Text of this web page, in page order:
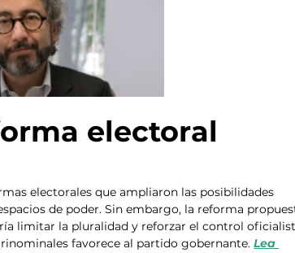
electoral
electorales que ampliaron las posibilidades
de poder. Sin embargo, la reforma
limitar la pluralidad y reforzar el control
favorece al partido gobernante. Lea